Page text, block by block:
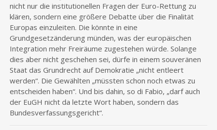
nicht nur die institutionellen Fragen der Euro-Rettung zu
klären, sondern eine größere Debatte über die Finalität
Europas einzuleiten. Die könnte in eine
Grundgesetzänderung münden, was der europäischen
Integration mehr Freiräume zugestehen würde. Solange
dies aber nicht geschehen sei, dürfe in einem souveränen
Staat das Grundrecht auf Demokratie „nicht entleert
werden“. Die Gewählten „müssten schon noch etwas zu
entscheiden haben“. Und bis dahin, so di Fabio, „darf auch
der EuGH nicht da letzte Wort haben, sondern das
Bundesverfassungsgericht“.